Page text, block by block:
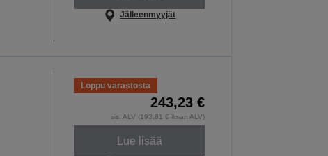
Jälleenmyyjät
Loppu varastosta
243,23 €
sis. ALV (193,81 € ilman ALV)
Lue lisää